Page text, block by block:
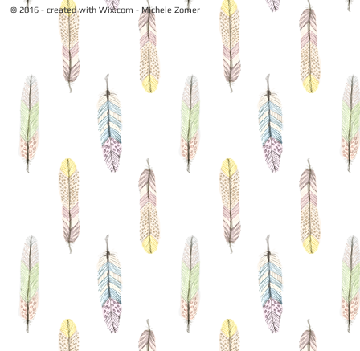
© 2016 - created with Wix.com - Michele Zomer